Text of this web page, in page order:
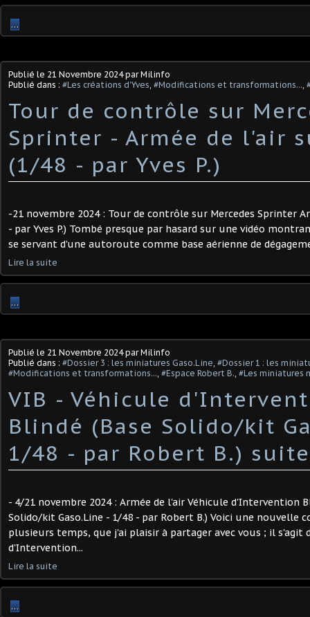
…
Publié le 21 Novembre 2024par Milinfo
Publié dans : #Les créations d'Yves, #Modifications et transformations...,
Tour de contrôle sur
Sprinter - Armée de l'air
(1/48 - par Yves P.) ​
-21 novembre 2024 : Tour de contrôle sur Mercedes Sprinter
- par Yves P.) Tombé presque par hasard sur une vidéo
se servant d'une autoroute comme base aérienne de
Lire la suite
…
Publié le 21 Novembre 2024par Milinfo
Publié dans : #Dossier 3 : les miniatures Gaso.Line, #Dossier 1 : les
#Modifications et transformations..., #Espace Robert B., #Les miniatures
VIB - Véhicule
Blindé (Base Solido/kit
1/48 - par Robert B.)
- 4/21 novembre 2024 : Armée de l'air Véhicule d'Intervention
Solido/kit Gaso.Line - 1/48 - par Robert B.) Voici une nouvelle
plusieurs temps, que j'ai plaisir à partager avec vous ; il s'agit
d'Intervention...
Lire la suite
…